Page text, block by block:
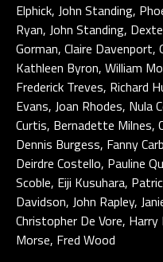
Elphick, John Standing,
Ryan, John Standing,
Gorman, Claire
Kathleen Byron, William
Frederick Treves, Richard
Evans, Joan Rhodes, Nula
Curtis, Bernadette Milnes,
Dennis Burgess, Fanny
Deirdre Costello, Pauline
Scoble, Eiji Kusuhara,
Davidson, John Rapley,
Christopher De Vore, Harry
Morse, Fred Wood